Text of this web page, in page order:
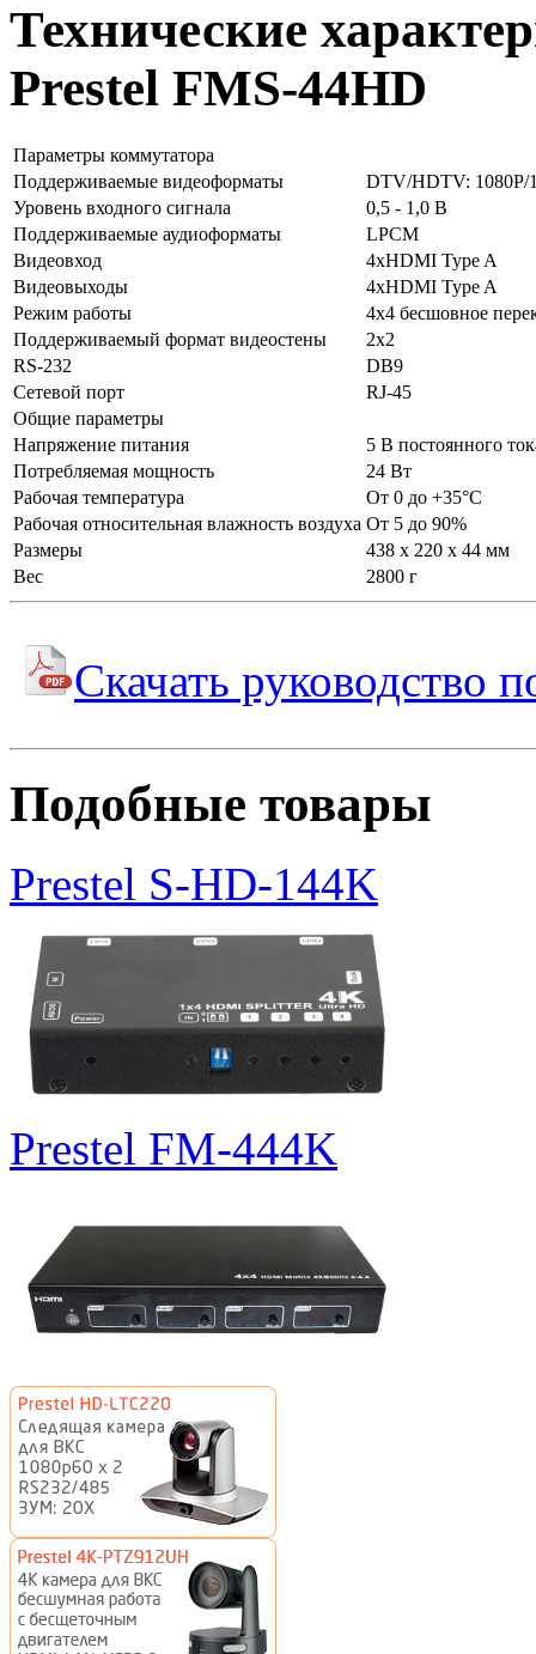
Технические
Prestel FMS-44HD
Параметры коммутатора
Поддерживаемые видеоформаты
DTV/HDTV: 1080P/
Уровень входного сигнала
0,5 - 1,0 В
Поддерживаемые аудиоформаты
LPCM
Видеовход
4xHDMI Type A
Видеовыходы
4xHDMI Type A
Режим работы
4x4 бесшовное
Поддерживаемый формат видеостены
2x2
RS-232
DB9
Сетевой порт
RJ-45
Общие параметры
Напряжение питания
5 В постоянного
Потребляемая мощность
24 Вт
Рабочая температура
От 0 до +35°С
Рабочая относительная влажность воздуха От 5 до 90%
Размеры
438 х 220 х 44 мм
Вес
2800 г
Скачать руководство
Подобные товары
Prestel S-HD-144K
Prestel FM-444K